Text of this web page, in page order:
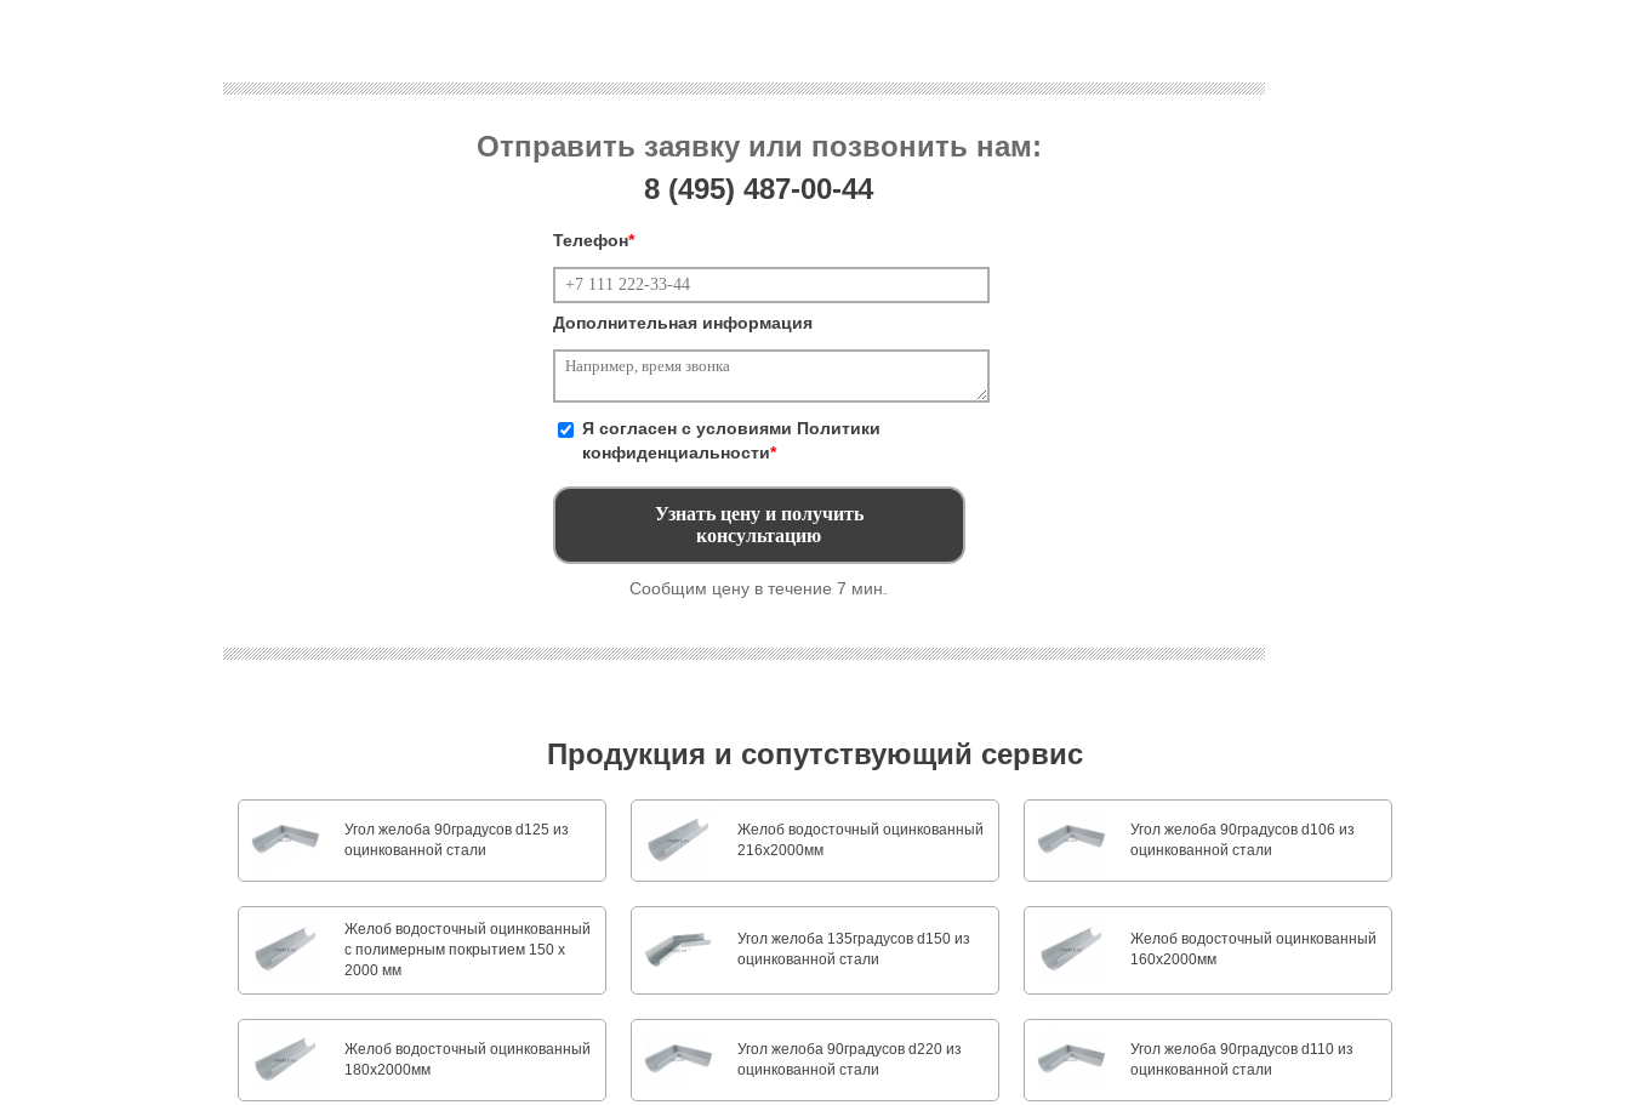
Отправить заявку или позвонить нам:
8 (495) 487-00-44
Телефон*
Дополнительная информация
Я согласен с условиями Политики
конфиденциальности*
Сообщим цену в течение 7 мин.
Продукция и сопутствующий сервис
Угол желоба 90градусов d125 из
оцинкованной стали
Желоб водосточный оцинкованный
216х2000мм
Угол желоба 90градусов d106 из
оцинкованной стали
Желоб водосточный оцинкованный
с полимерным покрытием 150 х
2000 мм
Угол желоба 135градусов d150 из
оцинкованной стали
Желоб водосточный оцинкованный
160х2000мм
Желоб водосточный оцинкованный
180х2000мм
Угол желоба 90градусов d220 из
оцинкованной стали
Угол желоба 90градусов d110 из
оцинкованной стали